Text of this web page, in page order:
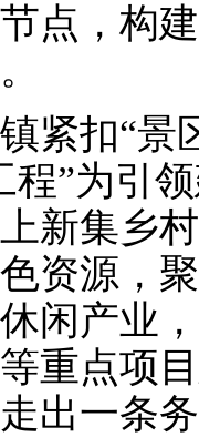
点，构
紧扣“景
程”为引
新集乡
资源，
闲产业
重点项
出一条